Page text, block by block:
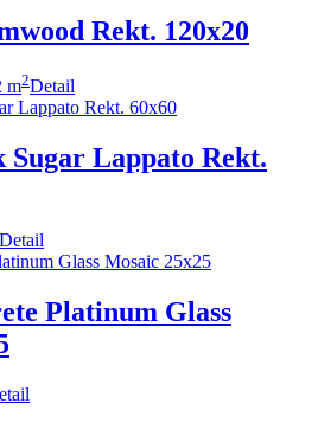
Rekt. 120x20
m2Detail
Sugar Lappato Rekt.
Detail
Platinum Glass